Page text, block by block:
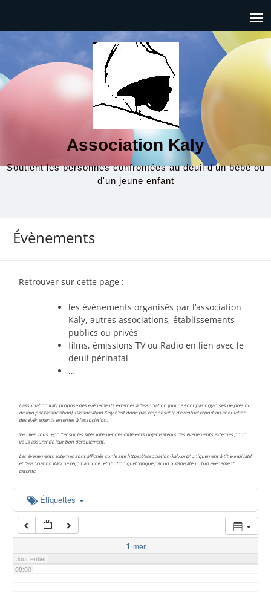
Association Kaly
Soutient les personnes confrontées au deuil d'un bébé ou
d'un jeune enfant
Évènements
Retrouver sur cette page :
les événements organisés par l’association
Kaly, autres associations, établissements
publics ou privés
films, émissions TV ou Radio en lien avec le
deuil périnatal
…
L’association Kaly propose des événements externes à l’association (qui ne sont pas organisés de près ou
de loin par l’association). L’association Kaly n’est donc pas responsable d’éventuel report ou annulation
des événements externes à l’association.
Veuillez vous reporter sur les sites internet des différents organisateurs des événements externes pour
vous assurer de leur bon déroulement.
Les événements externes sont affichés sur le site https://association-kaly.org/ uniquement à titre indicatif
et l’association Kaly ne reçoit aucune rétribution quelconque par un organisateur d’un événement
externe.
Étiquettes
1 mer
Jour entier
00:00
04:00
05:00
06:00
07:00
08:00